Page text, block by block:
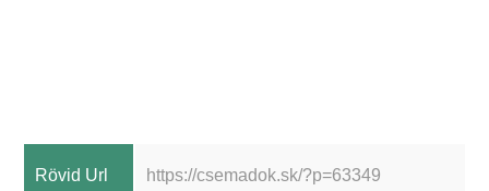
Rövid Url https://csemadok.sk/?p=63349